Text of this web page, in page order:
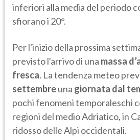
inferiori alla media del periodo
sfiorano i 20°.
Per l'inizio della prossima
previsto l'arrivo di una massa
fresca. La tendenza meteo
settembreuna giornata dal
pochi fenomeni temporaleschi
regioni del medio Adriatico, in
ridosso delle Alpi occidentali.